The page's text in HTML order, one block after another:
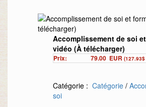
Accomplissement de soi
vidéo (À télécharger)
Prix: 79.00 EUR (127.93$
Catégorie : Catégorie /
soi